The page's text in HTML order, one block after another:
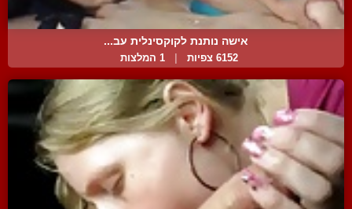
אישה נותנת לקוקסינלית עב...
6152 צפיות 1 המלצות